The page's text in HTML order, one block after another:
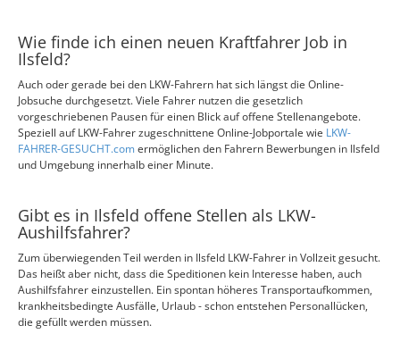
Wie finde ich einen neuen Kraftfahrer Job in
Ilsfeld?
Auch oder gerade bei den LKW-Fahrern hat sich längst die Online-
Jobsuche durchgesetzt. Viele Fahrer nutzen die gesetzlich
vorgeschriebenen Pausen für einen Blick auf offene Stellenangebote.
Speziell auf LKW-Fahrer zugeschnittene Online-Jobportale wie LKW-
FAHRER-GESUCHT.comermöglichen den Fahrern Bewerbungen in Ilsfeld
und Umgebung innerhalb einer Minute.
Gibt es in Ilsfeld offene Stellen als LKW-
Aushilfsfahrer?
Zum überwiegenden Teil werden in Ilsfeld LKW-Fahrer in Vollzeit gesucht.
Das heißt aber nicht, dass die Speditionen kein Interesse haben, auch
Aushilfsfahrer einzustellen. Ein spontan höheres Transportaufkommen,
krankheitsbedingte Ausfälle, Urlaub - schon entstehen Personallücken,
die gefüllt werden müssen.